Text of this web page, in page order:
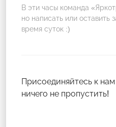
В эти часы команда
но написать или оставить
время суток :)
Присоединяйтесь к
ничего не пропустить!